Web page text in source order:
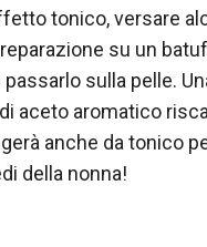
tonico, versare
su un
sulla pelle.
aceto aromatico
anche da tonico
della nonna!